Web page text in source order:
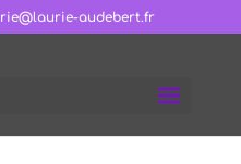
audebert.fr